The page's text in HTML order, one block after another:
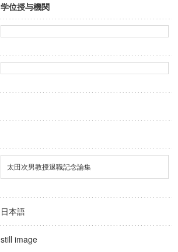
学位授与機関
太田次男教授退職記念論集
日本語
still image